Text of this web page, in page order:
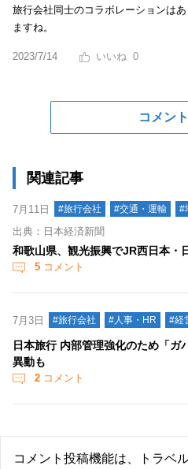
旅行会社同士のコラボレーションは
ますね。
2023/7/14 0
コメン
関連記事
7月11日 #旅行会社 #交通・運輸 #
出典：日本経済新聞
和歌山県、観光振興でJR西日本・
5 コメント
7月3日 #旅行会社 #人事・HR #経
日本旅行 内部管理強化のため「ガ
異動も
2 コメント
コメント投稿機能は、トラベ